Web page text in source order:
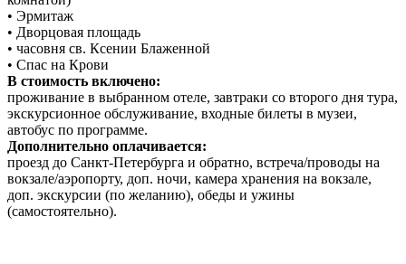
• Эрмитаж
• Дворцовая площадь
• часовня св. Ксении Блаженной
• Спас на Крови
В стоимость включено:
проживание в выбранном отеле, завтраки со второго дня тура,
экскурсионное обслуживание, входные билеты в музеи,
автобус по программе.
Дополнительно оплачивается:
проезд до Санкт-Петербурга и обратно, встреча/проводы на
вокзале/аэропорту, доп. ночи, камера хранения на вокзале,
доп. экскурсии (по желанию), обеды и ужины
(самостоятельно).